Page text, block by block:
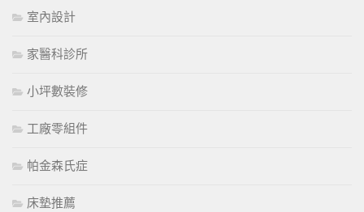
室內設計
家醫科診所
小坪數裝修
工廠零組件
帕金森氏症
床墊推薦